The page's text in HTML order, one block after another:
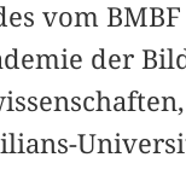
vom
der